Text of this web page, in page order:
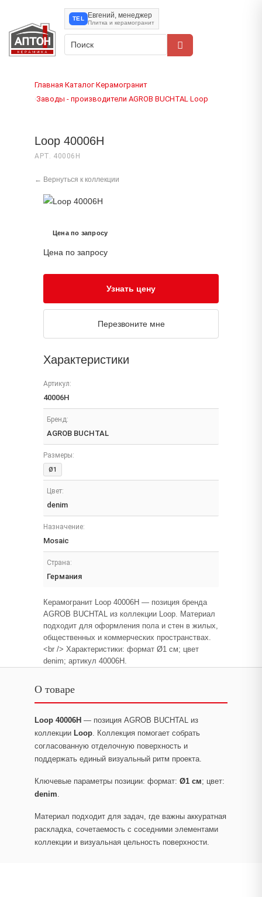
TEL Евгений, менеджер
Плитка и керамогранит
Главная›Каталог›Керамогранит
›Заводы - производители›AGROB BUCHTAL›Loop
Loop 40006H
АРТ. 40006H
← Вернуться к коллекции
Цена по запросу
Цена по запросу
Узнать цену
Перезвоните мне
Характеристики
Артикул:
40006H
Бренд:
AGROB BUCHTAL
Размеры:
Ø1
Цвет:
denim
Назначение:
Mosaic
Страна:
Германия
Керамогранит Loop 40006H — позиция бренда
AGROB BUCHTAL из коллекции Loop. Материал
подходит для оформления пола и стен в жилых,
общественных и коммерческих пространствах.
<br /> Характеристики: формат Ø1 см; цвет
denim; артикул 40006H.
О товаре
Loop 40006H — позиция AGROB BUCHTAL из
коллекции Loop. Коллекция помогает собрать
согласованную отделочную поверхность и
поддержать единый визуальный ритм проекта.
Ключевые параметры позиции: формат: Ø1 см; цвет:
denim.
Материал подходит для задач, где важны аккуратная
раскладка, сочетаемость с соседними элементами
коллекции и визуальная цельность поверхности.